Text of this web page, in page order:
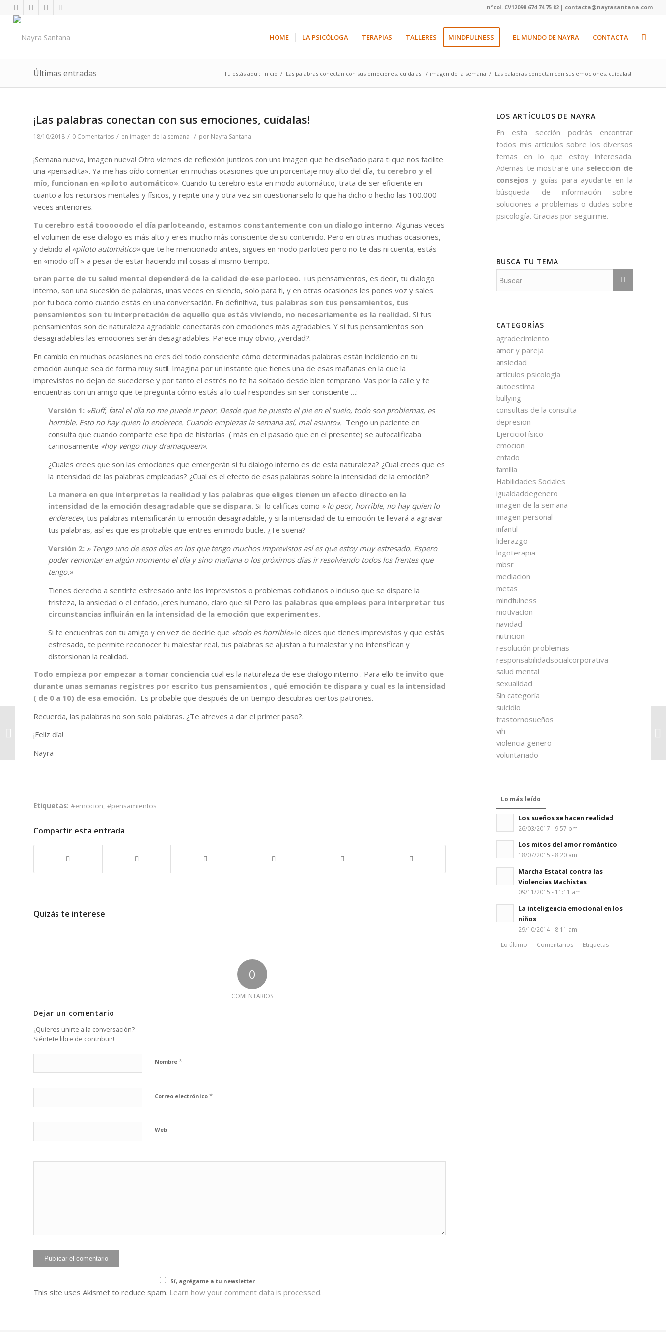
nºcol. CV12098 674 74 75 82 | contacta@nayrasantana.com
HOME LA PSICÓLOGA TERAPIAS TALLERES MINDFULNESS EL MUNDO DE NAYRA CONTACTA
Últimas entradas Tú estás aquí: Inicio / ¡Las palabras conectan con sus emociones, cuídalas! / imagen de la semana / ¡Las palabras conectan con sus emociones, cuídalas!
¡Las palabras conectan con sus emociones, cuídalas!
18/10/2018 / 0 Comentarios / en imagen de la semana / por Nayra Santana
¡Semana nueva, imagen nueva! Otro viernes de reflexión junticos con una imagen que he diseñado para ti que nos facilite
una «pensadita». Ya me has oído comentar en muchas ocasiones que un porcentaje muy alto del día, tu cerebro y el
mío, funcionan en «piloto automático». Cuando tu cerebro esta en modo automático, trata de ser eficiente en
cuanto a los recursos mentales y físicos, y repite una y otra vez sin cuestionarselo lo que ha dicho o hecho las 100.000
veces anteriores.
Tu cerebro está tooooodo el día parloteando, estamos constantemente con un dialogo interno. Algunas veces
el volumen de ese dialogo es más alto y eres mucho más consciente de su contenido. Pero en otras muchas ocasiones,
y debido al «piloto automático»que te he mencionado antes, sigues en modo parloteo pero no te das ni cuenta, estás
en «modo off » a pesar de estar haciendo mil cosas al mismo tiempo.
Gran parte de tu salud mental dependerá de la calidad de ese parloteo. Tus pensamientos, es decir, tu dialogo
interno, son una sucesión de palabras, unas veces en silencio, solo para ti, y en otras ocasiones les pones voz y sales
por tu boca como cuando estás en una conversación. En definitiva, tus palabras son tus pensamientos, tus
pensamientos son tu interpretación de aquello que estás viviendo, no necesariamente es la realidad. Si tus
pensamientos son de naturaleza agradable conectarás con emociones más agradables. Y si tus pensamientos son
desagradables las emociones serán desagradables. Parece muy obvio, ¿verdad?.
En cambio en muchas ocasiones no eres del todo consciente cómo determinadas palabras están incidiendo en tu
emoción aunque sea de forma muy sutil. Imagina por un instante que tienes una de esas mañanas en la que la
imprevistos no dejan de sucederse y por tanto el estrés no te ha soltado desde bien temprano. Vas por la calle y te
encuentras con un amigo que te pregunta cómo estás a lo cual respondes sin ser consciente …:
Versión 1: «Buff, fatal el día no me puede ir peor. Desde que he puesto el pie en el suelo, todo son problemas, es
horrible. Esto no hay quien lo enderece. Cuando empiezas la semana así, mal asunto». Tengo un paciente en
consulta que cuando comparte ese tipo de historias ( más en el pasado que en el presente) se autocalificaba
cariñosamente «hoy vengo muy dramaqueen».
¿Cuales crees que son las emociones que emergerán si tu dialogo interno es de esta naturaleza? ¿Cual crees que es
la intensidad de las palabras empleadas? ¿Cual es el efecto de esas palabras sobre la intensidad de la emoción?
La manera en que interpretas la realidad y las palabras que eliges tienen un efecto directo en la
intensidad de la emoción desagradable que se dispara. Si lo calificas como » lo peor, horrible, no hay quien lo
enderece», tus palabras intensificarán tu emoción desagradable, y si la intensidad de tu emoción te llevará a agravar
tus palabras, así es que es probable que entres en modo bucle. ¿Te suena?
Versión 2: » Tengo uno de esos días en los que tengo muchos imprevistos así es que estoy muy estresado. Espero
poder remontar en algún momento el día y sino mañana o los próximos días ir resolviendo todos los frentes que
tengo.»
Tienes derecho a sentirte estresado ante los imprevistos o problemas cotidianos o incluso que se dispare la
tristeza, la ansiedad o el enfado, ¡eres humano, claro que si! Pero las palabras que emplees para interpretar tus
circunstancias influirán en la intensidad de la emoción que experimentes.
Si te encuentras con tu amigo y en vez de decirle que «todo es horrible»le dices que tienes imprevistos y que estás
estresado, te permite reconocer tu malestar real, tus palabras se ajustan a tu malestar y no intensifican y
distorsionan la realidad.
Todo empieza por empezar a tomar conciencia cual es la naturaleza de ese dialogo interno . Para ello te invito que
durante unas semanas registres por escrito tus pensamientos , qué emoción te dispara y cual es la intensidad
( de 0 a 10) de esa emoción. Es probable que después de un tiempo descubras ciertos patrones.
Recuerda, las palabras no son solo palabras. ¿Te atreves a dar el primer paso?.
¡Feliz día!
Nayra
Etiquetas: #emocion, #pensamientos
Compartir esta entrada
Quizás te interese
0
COMENTARIOS
Dejar un comentario
¿Quieres unirte a la conversación?
Siéntete libre de contribuir!
Nombre *
Correo electrónico *
Web
Sí, agrégame a tu newsletter
This site uses Akismet to reduce spam. Learn how your comment data is processed.
LOS ARTÍCULOS DE NAYRA
En esta sección podrás encontrar
todos mis artículos sobre los diversos
temas en lo que estoy interesada.
Además te mostraré una selección de
consejos y guías para ayudarte en la
búsqueda de información sobre
soluciones a problemas o dudas sobre
psicología. Gracias por seguirme.
BUSCA TU TEMA
CATEGORÍAS
agradecimiento
amor y pareja
ansiedad
artículos psicologia
autoestima
bullying
consultas de la consulta
depresion
EjercicioFísico
emocion
enfado
familia
Habilidades Sociales
igualdaddegenero
imagen de la semana
imagen personal
infantil
liderazgo
logoterapia
mbsr
mediacion
metas
mindfulness
motivacion
navidad
nutricion
resolución problemas
responsabilidadsocialcorporativa
salud mental
sexualidad
Sin categoría
suicidio
trastornosueños
vih
violencia genero
voluntariado
Lo más leído
Los sueños se hacen realidad
26/03/2017 - 9:57 pm
Los mitos del amor romántico
18/07/2015 - 8:20 am
Marcha Estatal contra las
Violencias Machistas
09/11/2015 - 11:11 am
La inteligencia emocional en los
niños
29/10/2014 - 8:11 am
Lo último Comentarios Etiquetas
La depresión en cifras